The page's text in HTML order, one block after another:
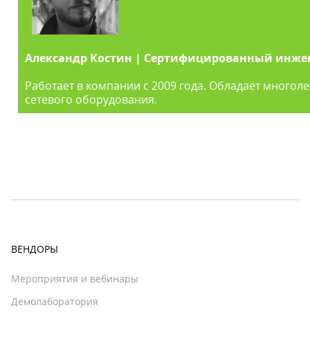
Александр Костин | Сертифицированный
Работает в компании с 2009 года. Обладает
сетевого оборудования.
ВЕНДОРЫ
Мероприятия и вебинары
Демолаборатория